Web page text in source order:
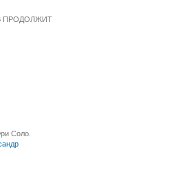
ПРОДОЛЖИТ
Соло.